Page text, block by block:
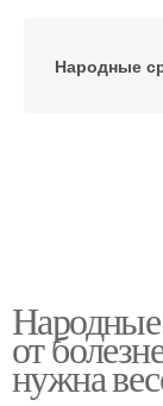
Народные
Народные
от
нужна